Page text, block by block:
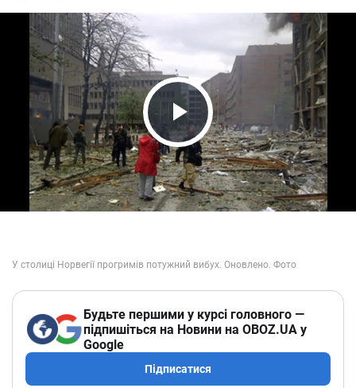
Play Video
Будьте першими у курсі головного —
підпишіться на Новини на OBOZ.UA у
Google
Підписатися